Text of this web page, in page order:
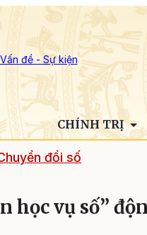
Vấn đề - Sự kiện
CHÍNH TRỊ
đổi số
học vụ số”